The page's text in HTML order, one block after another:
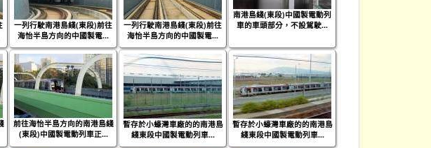
一列行駛南港島綫(東段)前往
海怡半島方向的中國製電...
一列行駛南港島綫(東段)前往
海怡半島方向的中國製電...
南港島綫(東段)中國製電動列
車的車頭部分，不設駕駛...
前往海怡半島方向的南港島綫
(東段)中國製電動列車正...
暫存於小蠔灣車廠的的南港島
綫東段中國製電動列車...
暫存於小蠔灣車廠的的南港島
綫東段中國製電動列車...